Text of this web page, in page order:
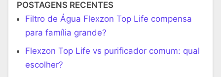
POSTAGENS RECENTES
Filtro de Água Flexzon Top Life compensa
para família grande?
Flexzon Top Life vs purificador comum: qual
escolher?